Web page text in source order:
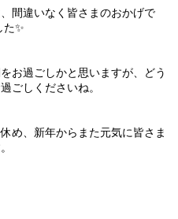
間違いなく皆さまのおかげで
✨
お過ごしかと思いますが、どう
ごしくださいね。
め、新年からまた元気に皆さま